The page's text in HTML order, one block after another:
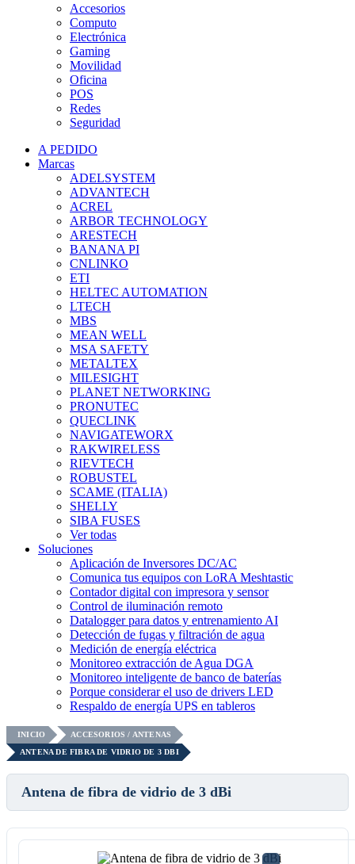
Accesorios
Computo
Electrónica
Gaming
Movilidad
Oficina
POS
Redes
Seguridad
A PEDIDO
Marcas
ADELSYSTEM
ADVANTECH
ACREL
ARBOR TECHNOLOGY
ARESTECH
BANANA PI
CNLINKO
ETI
HELTEC AUTOMATION
LTECH
MBS
MEAN WELL
MSA SAFETY
METALTEX
MILESIGHT
PLANET NETWORKING
PRONUTEC
QUECLINK
NAVIGATEWORX
RAKWIRELESS
RIEVTECH
ROBUSTEL
SCAME (ITALIA)
SHELLY
SIBA FUSES
Ver todas
Soluciones
Aplicación de Inversores DC/AC
Comunica tus equipos con LoRA Meshtastic
Contador digital con impresora y sensor
Control de iluminación remoto
Datalogger para datos y entrenamiento AI
Detección de fugas y filtración de agua
Medición de energía eléctrica
Monitoreo extracción de Agua DGA
Monitoreo inteligente de banco de baterías
Porque considerar el uso de drivers LED
Respaldo de energía UPS en tableros
INICIO
ACCESORIOS / ANTENAS
ANTENA DE FIBRA DE VIDRIO DE 3 DBI
Antena de fibra de vidrio de 3 dBi